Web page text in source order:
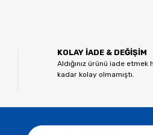
KOLAY İADE & DEĞİŞİM
Aldığınız ürünü iade etmek
kadar kolay olmamıştı.